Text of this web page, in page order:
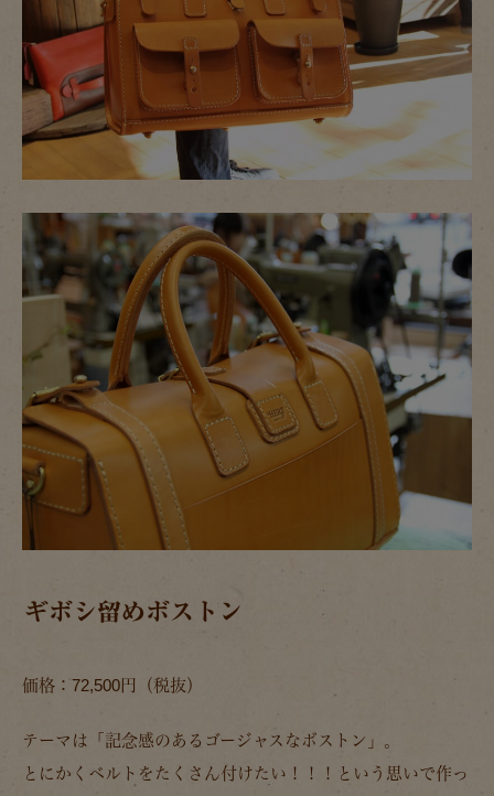
ギボシ留めボストン
価格：72,500円（税抜）
テーマは「記念感のあるゴージャスなボストン」。
とにかくベルトをたくさん付けたい！！！という思いで作っ